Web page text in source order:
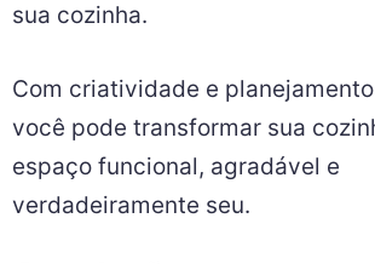
sua cozinha.
Com criatividade e
você pode transformar sua
espaço funcional, agradável e
verdadeiramente seu.